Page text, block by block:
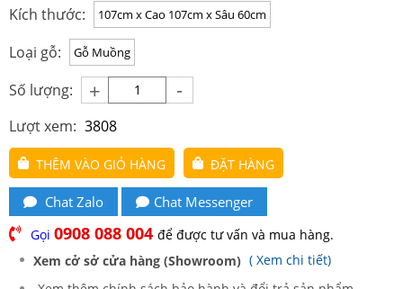
Kích thước: 107cm x Cao 107cm x Sâu 60cm
Loại gỗ: Gỗ Muồng
Số lượng: + -
Lượt xem: 3808
THÊM VÀO GIỎ HÀNG ĐẶT HÀNG
Chat Zalo Chat Messenger
Gọi 0908 088 004 để được tư vấn và mua hàng.
Xem cở sở cửa hàng (Showroom) ( Xem chi tiết)